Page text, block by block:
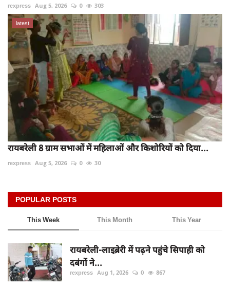
rexpress Aug 5, 2026 0 303
latest
रायबरेली 8 ग्राम सभाओं में महिलाओं और किशोरियों को दिया...
rexpress Aug 5, 2026 0 30
POPULAR POSTS
This Week This Month This Year
रायबरेली-लाइब्रेरी में पढ़ने पहुंचे सिपाही को
दबंगों ने...
rexpress Aug 1, 2026 0 867